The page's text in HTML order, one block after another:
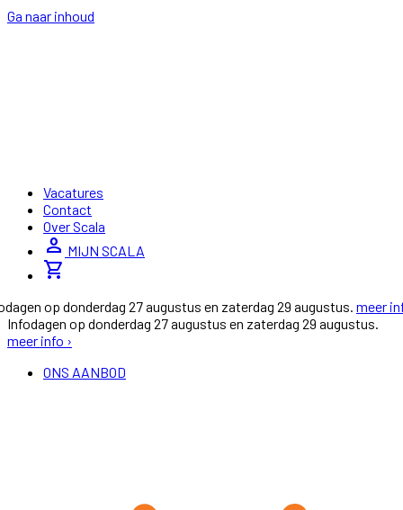
Ga naar inhoud
Vacatures
Contact
Over Scala
person MIJN SCALA
shopping_cart
op donderdag 27 augustus en zaterdag 29 augustus. meer
Infodagen op donderdag 27 augustus en zaterdag 29 augustus.
meer info ›
ONS AANBOD